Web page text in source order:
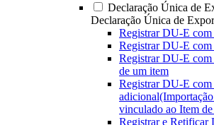
Declaração Única de
Declaração Única de
Registrar DU-E
Registrar DU-E
Registrar DU-E
de um item
Registrar DU-E com
vinculado ao Item
Registrar e Retificar